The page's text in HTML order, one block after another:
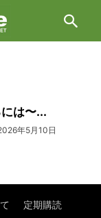
は〜...
年5月10日
定期購読